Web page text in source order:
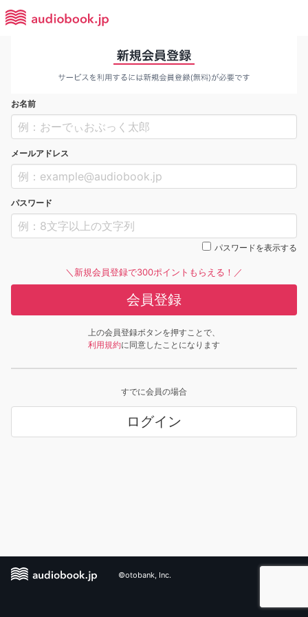
お名前
メールアドレス
パスワード
パスワードを表示する
＼新規会員登録で300ポイントもらえる！／
会員登録
上の会員登録ボタンを押すことで、
利用規約に同意したことになります
すでに会員の場合
ログイン
©otobank, Inc.